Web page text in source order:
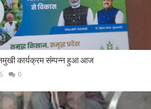
कार्यक्रम संम्पन्न हुआ आज
0